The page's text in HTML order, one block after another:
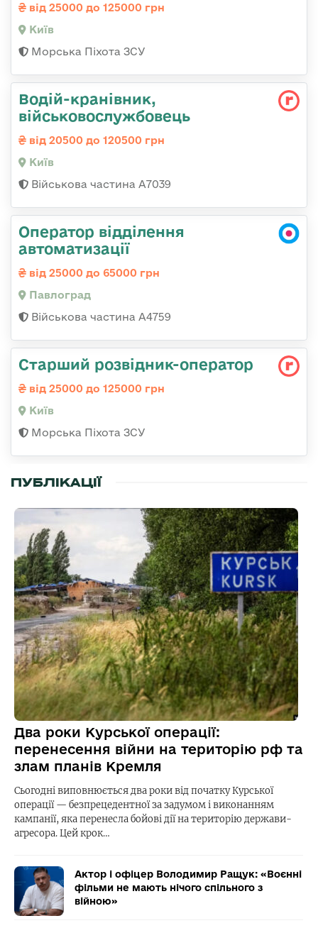
від 25000 до 125000 грн
Київ
Морська Піхота ЗСУ
Водій-кранівник,
військовослужбовець
від 20500 до 120500 грн
Київ
Військова частина А7039
Оператор відділення
автоматизації
від 25000 до 65000 грн
Павлоград
Військова частина А4759
Стаpший pозвідник-опеpатоp
від 25000 до 125000 грн
Київ
Морська Піхота ЗСУ
ПУБЛІКАЦІЇ
Два роки Курської операції:
перенесення війни на територію рф та
злам планів Кремля
Сьогодні виповнюється два роки від початку Курської
операції — безпрецедентної за задумом і виконанням
кампанії, яка перенесла бойові дії на територію держави-
агресора. Цей крок…
Актор і офіцер Володимир Ращук: «Воєнні
фільми не мають нічого спільного з
війною»